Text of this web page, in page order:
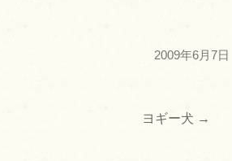
2009年6月7日
ヨギー犬 →